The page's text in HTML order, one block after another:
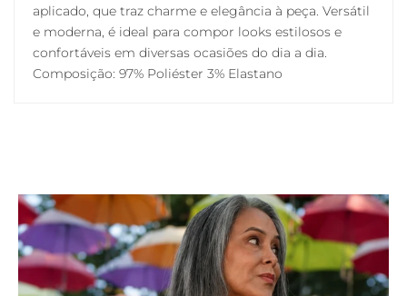
aplicado, que traz charme e elegância à peça. Versátil
e moderna, é ideal para compor looks estilosos e
confortáveis em diversas ocasiões do dia a dia.
Composição: 97% Poliéster 3% Elastano